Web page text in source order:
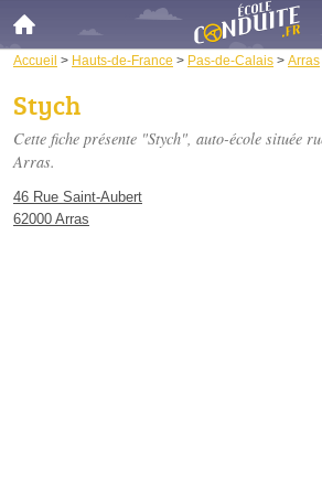
Accueil > Hauts-de-France > Pas-de-Calais > Arras
Stych
Cette fiche présente "Stych", auto-école située
Arras.
46 Rue Saint-Aubert
62000 Arras